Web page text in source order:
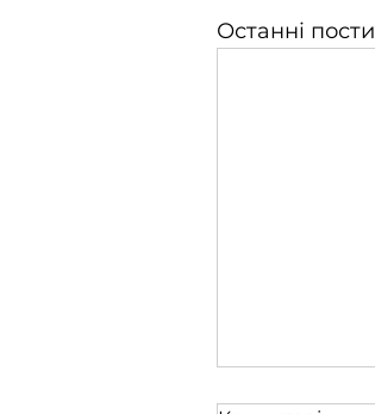
Останні пости